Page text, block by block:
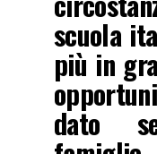
scuola
più in
dato